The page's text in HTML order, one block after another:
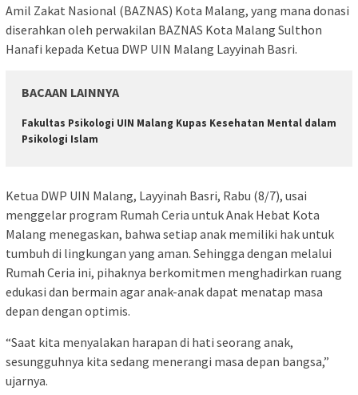
Amil Zakat Nasional (BAZNAS) Kota Malang, yang mana donasi
diserahkan oleh perwakilan BAZNAS Kota Malang Sulthon
Hanafi kepada Ketua DWP UIN Malang Layyinah Basri.
BACAAN LAINNYA
Fakultas Psikologi UIN Malang Kupas Kesehatan Mental dalam
Psikologi Islam
Ketua DWP UIN Malang, Layyinah Basri, Rabu (8/7), usai
menggelar program Rumah Ceria untuk Anak Hebat Kota
Malang menegaskan, bahwa setiap anak memiliki hak untuk
tumbuh di lingkungan yang aman. Sehingga dengan melalui
Rumah Ceria ini, pihaknya berkomitmen menghadirkan ruang
edukasi dan bermain agar anak-anak dapat menatap masa
depan dengan optimis.
“Saat kita menyalakan harapan di hati seorang anak,
sesungguhnya kita sedang menerangi masa depan bangsa,”
ujarnya.